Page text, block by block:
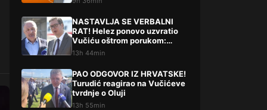
NASTAVLJA SE VERBALNI
RAT! Helez ponovo uzvratio
Vučiću oštrom porukom:
“Nastaviš li ovako…”
13h 44min
PAO ODGOVOR IZ HRVATSKE!
Turudić reagirao na Vučićeve
tvrdnje o Oluji
13h 55min